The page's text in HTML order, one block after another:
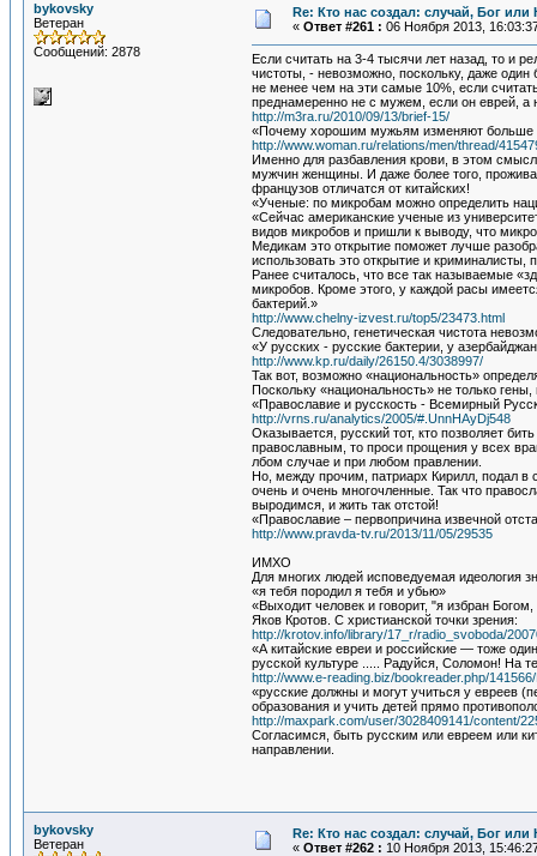
bykovsky
Ветеран
Сообщений: 2878
Re: Кто нас создал: случай, Бог
« Ответ #261 : 06 Ноября 2013,
Если считать на 3-4 тысячи лет назад, то и
чистоты, - невозможно, поскольку, даже один
не менее чем на эти самые 10%, если
преднамеренно не с мужем, если он еврей, а
http://m3ra.ru/2010/09/13/brief-15/
«Почему хорошим мужьям изменяют больше
http://www.woman.ru/relations/men/thread/
Именно для разбавления крови, в этом
мужчин женщины. И даже более того,
французов отличатся от китайских!
«Ученые: по микробам можно определить
«Сейчас американские ученые из
видов микробов и пришли к выводу, что
Медикам это открытие поможет лучше
использовать это открытие и
Ранее считалось, что все так называемые
микробов. Кроме этого, у каждой расы
бактерий.»
http://www.chelny-izvest.ru/top5/23473.html
Следовательно, генетическая чистота
«У русских - русские бактерии, у
http://www.kp.ru/daily/26150.4/3038997/
Так вот, возможно «национальность»
Поскольку «национальность» не только
«Православие и русскость - Всемирный
http://vrns.ru/analytics/2005/#.UnnHAyDj548
Оказывается, русский тот, кто позволяет
православным, то проси прощения у всех
лбом случае и при любом правлении.
Но, между прочим, патриарх Кирилл, подал в
очень и очень многочленные. Так что
выродимся, и жить так отстой!
«Православие – первопричина извечной
http://www.pravda-tv.ru/2013/11/05/29535
ИМХО
Для многих людей исповедуемая идеология
«я тебя породил я тебя и убью»
«Выходит человек и говорит, "я избран
Яков Кротов. C христианской точки зрения:
http://krotov.info/library/17_r/radio_svoboda/
«А китайские евреи и российские — тоже
русской культуре ..... Радуйся, Соломон! На
http://www.e-reading.biz/bookreader.php/
«русские должны и могут учиться у евреев
образования и учить детей прямо
http://maxpark.com/user/3028409141/content/
Согласимся, быть русским или евреем или
направлении.
bykovsky
Ветеран
Re: Кто нас создал: случай, Бог
« Ответ #262 : 10 Ноября 2013,